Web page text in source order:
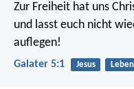
Zur Freiheit hat uns
und lasst euch nicht
auflegen!
Galater 5:1 Jesus Leben